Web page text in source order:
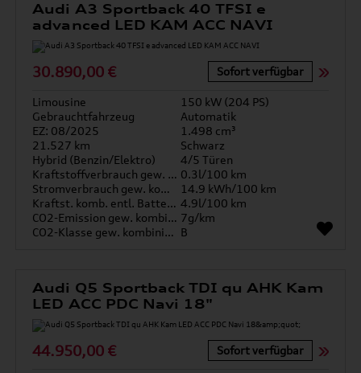
Audi A3 Sportback 40 TFSI e
advanced LED KAM ACC NAVI
30.890,00 € Sofort verfügbar
Limousine
150 kW (204 PS)
Gebrauchtfahrzeug
Automatik
EZ: 08/2025
1.498 cm³
21.527 km
Schwarz
Hybrid (Benzin/Elektro)
4/5 Türen
Kraftstoffverbrauch gew. kombiniert 0.3l/100 km
Stromverbrauch gew. kombiniert
14.9 kWh/100 km
Kraftst. komb. entl. Batterie 4.9l/100 km
CO2-Emission gew. kombiniert 7g/km
CO2-Klasse gew. kombiniert B
Audi Q5 Sportback TDI qu AHK Kam
LED ACC PDC Navi 18"
44.950,00 € Sofort verfügbar